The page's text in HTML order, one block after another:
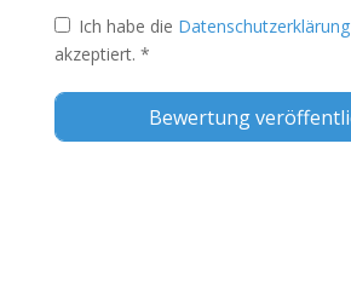
Ich habe die Datenschutzerklärung
akzeptiert. *